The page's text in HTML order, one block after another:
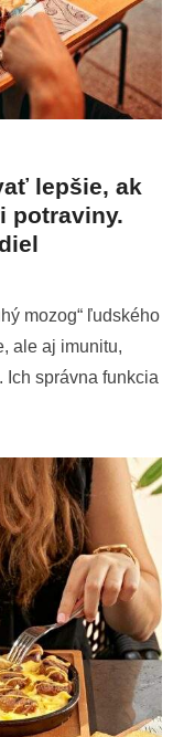
lepšie, ak
potraviny.
mozog“ ľudského
ale aj imunitu,
Ich správna funkcia